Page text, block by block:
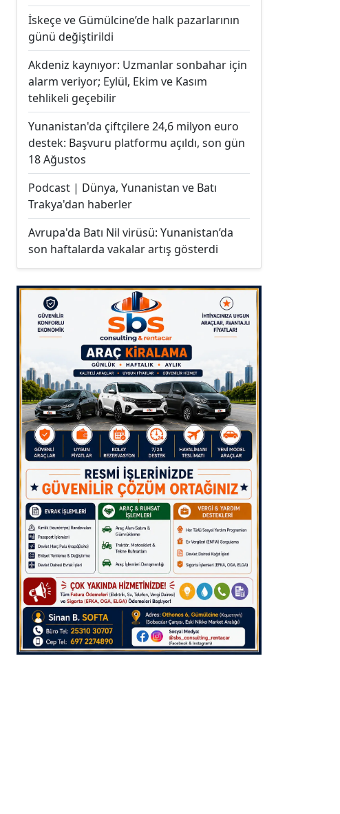
İskeçe ve Gümülcine’de halk pazarlarının
günü değiştirildi
Akdeniz kaynıyor: Uzmanlar sonbahar için
alarm veriyor; Eylül, Ekim ve Kasım
tehlikeli geçebilir
Yunanistan'da çiftçilere 24,6 milyon euro
destek: Başvuru platformu açıldı, son gün
18 Ağustos
Podcast | Dünya, Yunanistan ve Batı
Trakya'dan haberler
Avrupa'da Batı Nil virüsü: Yunanistan’da
son haftalarda vakalar artış gösterdi